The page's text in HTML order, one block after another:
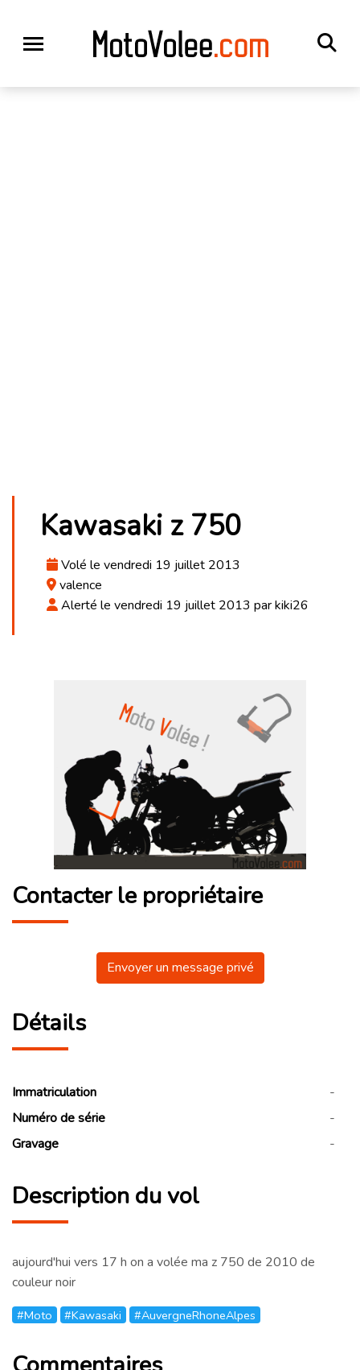
Kawasaki z 750
Volé le vendredi 19 juillet 2013
valence
Alerté le vendredi 19 juillet 2013 par kiki26
Contacter le propriétaire
Envoyer un message privé
Détails
Immatriculation
-
Numéro de série
-
Gravage
-
Description du vol
aujourd'hui vers 17 h on a volée ma z 750 de 2010 de
couleur noir
#Moto #Kawasaki #AuvergneRhoneAlpes